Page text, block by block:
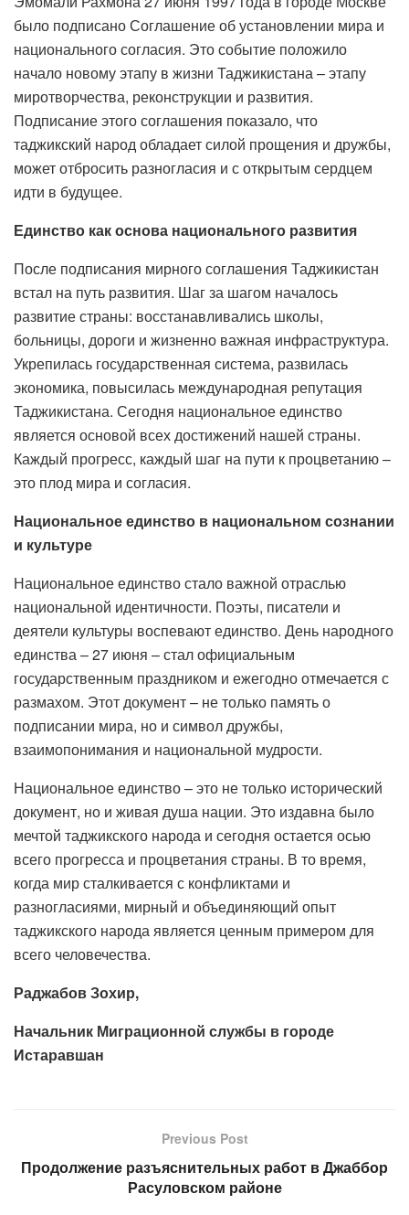
было подписано Соглашение об установлении мира и
национального согласия. Это событие положило
начало новому этапу в жизни Таджикистана – этапу
миротворчества, реконструкции и развития.
Подписание этого соглашения показало, что
таджикский народ обладает силой прощения и дружбы,
может отбросить разногласия и с открытым сердцем
идти в будущее.
Единство как основа национального развития
После подписания мирного соглашения Таджикистан
встал на путь развития. Шаг за шагом началось
развитие страны: восстанавливались школы,
больницы, дороги и жизненно важная инфраструктура.
Укрепилась государственная система, развилась
экономика, повысилась международная репутация
Таджикистана. Сегодня национальное единство
является основой всех достижений нашей страны.
Каждый прогресс, каждый шаг на пути к процветанию –
это плод мира и согласия.
Национальное единство в национальном сознании
и культуре
Национальное единство стало важной отраслью
национальной идентичности. Поэты, писатели и
деятели культуры воспевают единство. День народного
единства – 27 июня – стал официальным
государственным праздником и ежегодно отмечается с
размахом. Этот документ – не только память о
подписании мира, но и символ дружбы,
взаимопонимания и национальной мудрости.
Национальное единство – это не только исторический
документ, но и живая душа нации. Это издавна было
мечтой таджикского народа и сегодня остается осью
всего прогресса и процветания страны. В то время,
когда мир сталкивается с конфликтами и
разногласиями, мирный и объединяющий опыт
таджикского народа является ценным примером для
всего человечества.
Раджабов Зохир,
Начальник Миграционной службы в городе
Истаравшан
Previous Post
Продолжение разъяснительных работ в Джаббор
Расуловском районе